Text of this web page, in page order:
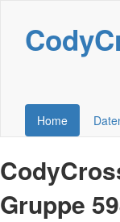
Home
Gruppe